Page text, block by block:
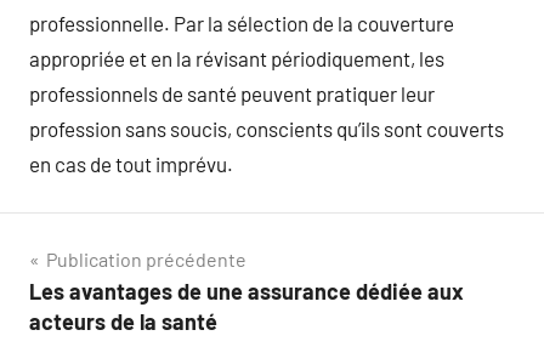
professionnelle. Par la sélection de la couverture
appropriée et en la révisant périodiquement, les
professionnels de santé peuvent pratiquer leur
profession sans soucis, conscients qu’ils sont couverts
en cas de tout imprévu.
Navigation
de
Publication précédente
Les avantages de une assurance dédiée aux
acteurs de la santé